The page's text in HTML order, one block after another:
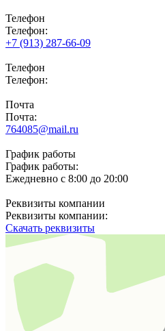
Телефон
Телефон:
+7 (913) 287-66-09
Телефон
Телефон:
Почта
Почта:
764085@mail.ru
График работы
График работы:
Ежедневно с 8:00 до 20:00
Реквизиты компании
Реквизиты компании:
Скачать реквизиты